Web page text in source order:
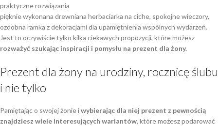
praktyczne rozwiązania
pięknie wykonana drewniana herbaciarka na ciche, spokojne wieczory,
ozdobna ramka z dekoracjami dla upamiętnienia wspólnych wydarzeń.
Jest to oczywiście tylko kilka ciekawych propozycji, które możesz
rozważyć szukając inspiracji i pomysłu na prezent dla żony.
Prezent dla żony na urodziny, rocznicę ślubu
i nie tylko
Pamiętając o swojej żonie iwybierając dla niej prezent z pewnością
znajdziesz wiele interesujących wariantów, które możesz podarować